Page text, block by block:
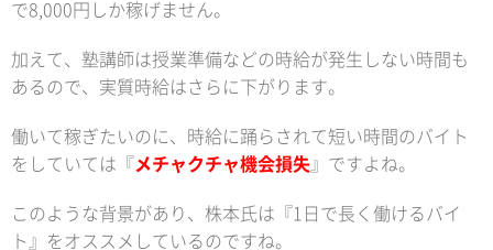
で8,000円しか稼げません。
加えて、塾講師は授業準備などの時給が発生しない時間も
あるので、実質時給はさらに下がります。
働いて稼ぎたいのに、時給に踊らされて短い時間のバイト
をしていては『メチャクチャ機会損失 』ですよね。
このような背景があり、株本氏は『1日で長く働けるバイ
ト』をオススメしているのですね。